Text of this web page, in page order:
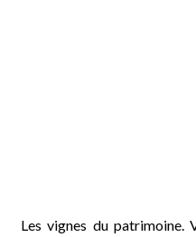
Les vignes du patrimoine.